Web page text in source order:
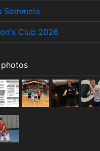
Sommets
Club 2026